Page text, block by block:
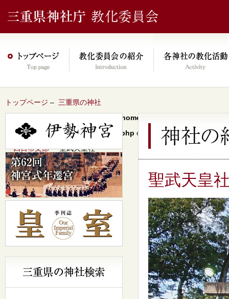
トップページ – 三重県の神社
/home/xs046278/mie-
content/themes/jinja2022/header.php on line
64
–四日市支部– 聖武天皇社
聖武天皇